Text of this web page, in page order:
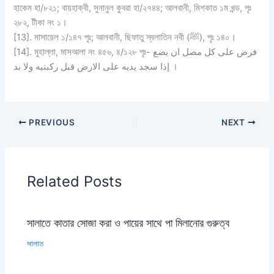
হাকেম হা/৮২১; বায়হাক্বী, সুনানুল কুবরা হা/২৭৪৪; আলবানী, মিশকাত ১ম খন্ড, পৃঃ
২৮২, টীকা নং ১।
[13]. মাসায়েল ১/১৪৭ পৃঃ; আলবানী, ছিফাতু স্বলাতিন নবী (ﷺ), পৃঃ ১৪০।
[14]. মুহাল্লা, মাসআলা নং ৪৫৬, ৪/১২৮ পৃঃ- فرض على كل مصل ان يضع
إذا سجد يديه على الارض قبل ركبتيه ولا بد ।
PREVIOUS NEXT
Related Posts
সালাতে কাতার সোজা করা ও পায়ের সাথে পা মিলানোর গুরুত্ব
সালাত